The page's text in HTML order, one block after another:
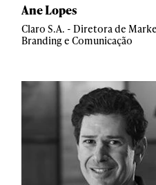
Ane Lopes
Claro S.A. - Diretora de
Branding e Comunicação